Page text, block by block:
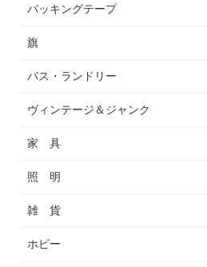
パッキングテープ
旗
バス・ランドリー
ヴィンテージ＆ジャンク
家 具
照 明
雑 貨
ホビー